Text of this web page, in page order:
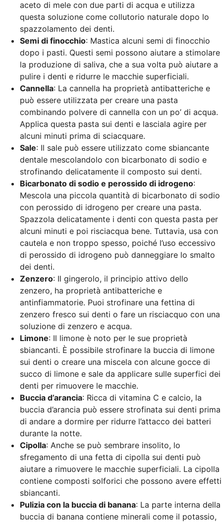
aceto di mele con due parti di acqua e utilizza
questa soluzione come collutorio naturale dopo lo
spazzolamento dei denti.
Semi di finocchio: Mastica alcuni semi di finocchio
dopo i pasti. Questi semi possono aiutare a stimolare
la produzione di saliva, che a sua volta può aiutare a
pulire i denti e ridurre le macchie superficiali.
Cannella: La cannella ha proprietà antibatteriche e
può essere utilizzata per creare una pasta
combinando polvere di cannella con un po’ di acqua.
Applica questa pasta sui denti e lasciala agire per
alcuni minuti prima di sciacquare.
Sale: Il sale può essere utilizzato come sbiancante
dentale mescolandolo con bicarbonato di sodio e
strofinando delicatamente il composto sui denti.
Bicarbonato di sodio e perossido di idrogeno:
Mescola una piccola quantità di bicarbonato di sodio
con perossido di idrogeno per creare una pasta.
Spazzola delicatamente i denti con questa pasta per
alcuni minuti e poi risciacqua bene. Tuttavia, usa con
cautela e non troppo spesso, poiché l’uso eccessivo
di perossido di idrogeno può danneggiare lo smalto
dei denti.
Zenzero: Il gingerolo, il principio attivo dello
zenzero, ha proprietà antibatteriche e
antinfiammatorie. Puoi strofinare una fettina di
zenzero fresco sui denti o fare un risciacquo con una
soluzione di zenzero e acqua.
Limone: Il limone è noto per le sue proprietà
sbiancanti. È possibile strofinare la buccia di limone
sui denti o creare una miscela con alcune gocce di
succo di limone e sale da applicare sulle superfici dei
denti per rimuovere le macchie.
Buccia d’arancia: Ricca di vitamina C e calcio, la
buccia d’arancia può essere strofinata sui denti prima
di andare a dormire per ridurre l’attacco dei batteri
durante la notte.
Cipolla: Anche se può sembrare insolito, lo
sfregamento di una fetta di cipolla sui denti può
aiutare a rimuovere le macchie superficiali. La cipolla
contiene composti solforici che possono avere effetti
sbiancanti.
Pulizia con la buccia di banana: La parte interna della
buccia di banana contiene minerali come il potassio,